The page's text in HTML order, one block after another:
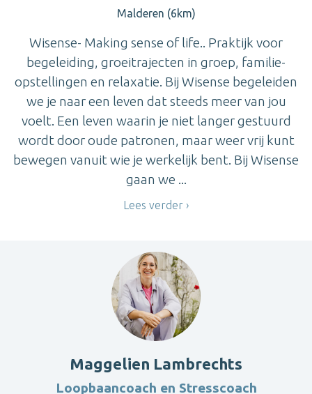
Malderen (6km)
Wisense- Making sense of life.. Praktijk voor
begeleiding, groeitrajecten in groep, familie-
opstellingen en relaxatie. Bij Wisense begeleiden
we je naar een leven dat steeds meer van jou
voelt. Een leven waarin je niet langer gestuurd
wordt door oude patronen, maar weer vrij kunt
bewegen vanuit wie je werkelijk bent. Bij Wisense
gaan we ...
Lees verder
Maggelien Lambrechts
Loopbaancoach en Stresscoach